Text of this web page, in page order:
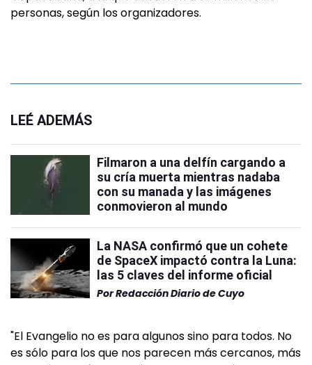
personas, según los organizadores.
LEÉ ADEMÁS
Filmaron a una delfín cargando a
su cría muerta mientras nadaba
con su manada y las imágenes
conmovieron al mundo
La NASA confirmó que un cohete
de SpaceX impactó contra la Luna:
las 5 claves del informe oficial
PorRedacción Diario de Cuyo
"El Evangelio no es para algunos sino para todos. No
es sólo para los que nos parecen más cercanos, más